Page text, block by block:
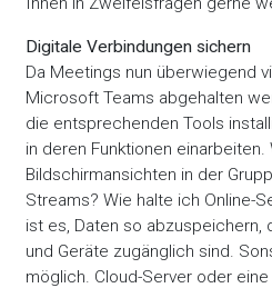
Digitale Verbindungen sichern
Da Meetings nun überwiegend
Microsoft Teams abgehalten
die entsprechenden Tools
in deren Funktionen
Bildschirmansichten in der
Streams? Wie halte ich Online-
ist es, Daten so abzuspeichern,
und Geräte zugänglich sind.
möglich. Cloud-Server oder